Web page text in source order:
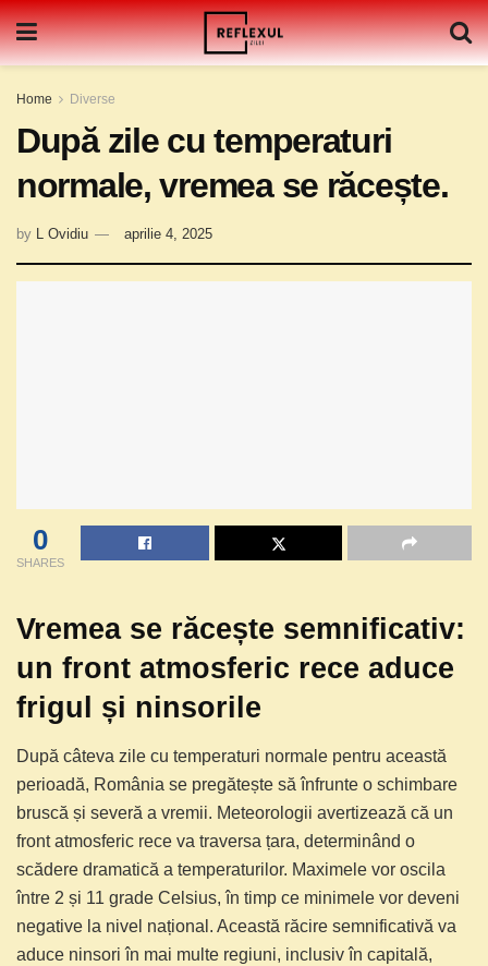
Home Diverse
După zile cu temperaturi
normale, vremea se răcește.
by L Ovidiu aprilie 4, 2025
0
SHARES
Vremea se răcește semnificativ:
un front atmosferic rece aduce
frigul și ninsorile
După câteva zile cu temperaturi normale pentru această
perioadă, România se pregătește să înfrunte o schimbare
bruscă și severă a vremii. Meteorologii avertizează că un
front atmosferic rece va traversa țara, determinând o
scădere dramatică a temperaturilor. Maximele vor oscila
între 2 și 11 grade Celsius, în timp ce minimele vor deveni
negative la nivel național. Această răcire semnificativă va
aduce ninsori în mai multe regiuni, inclusiv în capitală,